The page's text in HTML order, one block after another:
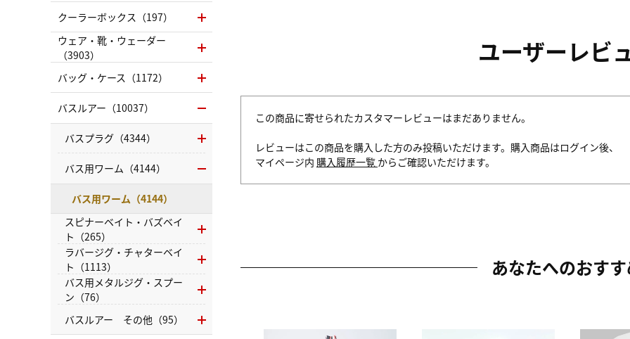
ユーザーレビ
この商品に寄せられたカスタマーレビューはまだありません。
レビューはこの商品を購入した方のみ投稿いただけます。購入商品はログイン後、
マイページ内 購入履歴一覧 からご確認いただけます。
あなたへのおす
クーラーボックス（197）
ウェア・靴・ウェーダー
（3903）
バッグ・ケース（1172）
バスルアー（10037）
バスプラグ（4344）
バス用ワーム（4144）
バス用ワーム（4144）
スピナーベイト・バズベイ
ト（265）
ラバージグ・チャターベイ
ト（1113）
バス用メタルジグ・スプー
ン（76）
バスルアー その他（95）